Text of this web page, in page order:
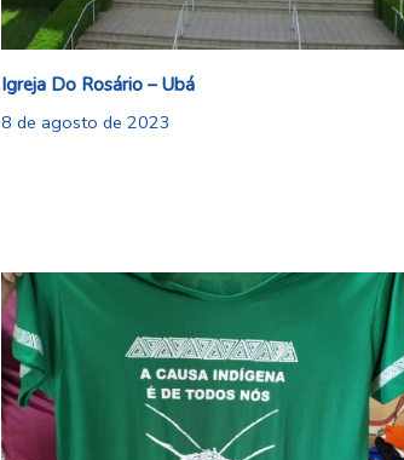
Igreja Do Rosário – Ubá
8 de agosto de 2023